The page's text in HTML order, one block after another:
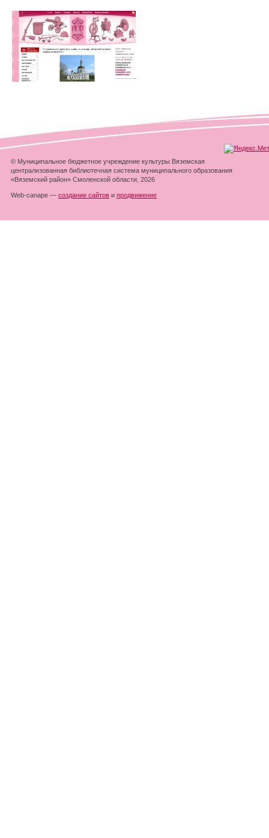
© Муниципальное бюджетное учреждение культуры Вяземская
централизованная библиотечная система муниципального образования
«Вяземский район» Смоленской области, 2026
Web-canape — создание сайтов и продвижение